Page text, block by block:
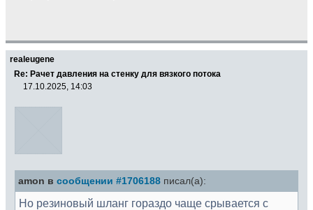
realeugene
Re: Рачет давления на стенку для вязкого потока
17.10.2025, 14:03
amon в сообщении #1706188 писал(а):
Но резиновый шланг гораздо чаще срывается с